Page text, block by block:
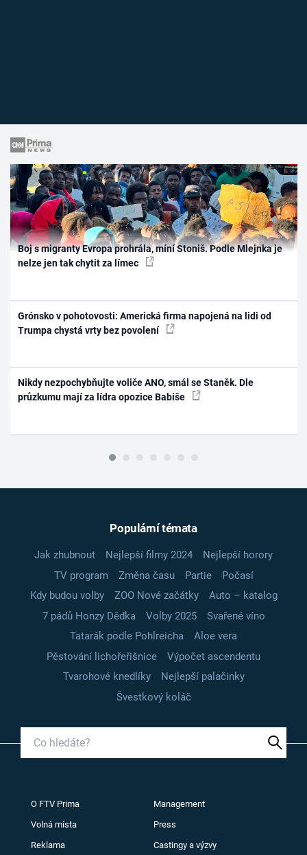
Boj s migranty Evropa prohrála, míní Stoniš. Podle Mlejnka je
nelze jen tak chytit za límec
Grónsko v pohotovosti: Americká firma napojená na lidi od
Trumpa chystá vrty bez povolení
Nikdy nezpochybňujte voliče ANO, smál se Staněk. Dle
průzkumu mají za lídra opozice Babiše
Populární témata
Jak zhubnout Nejlepší filmy 2024
Nejlepší horory
TV program
Změna času Partie
Počasí
Kdy budou volby
ZOO Nové začátky
Auto – katalog
7 pádů Honzy Dědka
Volby 2025
Svařené víno
Tatarák podle Pohlreicha
Aloe vera
Pěstování lichořeřišnice
Výpočet ascendentu
Tvarohové knedlíky
Nejlepší palačinky
Švestkový koláč
O FTV Prima Management
Volná místa Press
Reklama Castingy a výzvy